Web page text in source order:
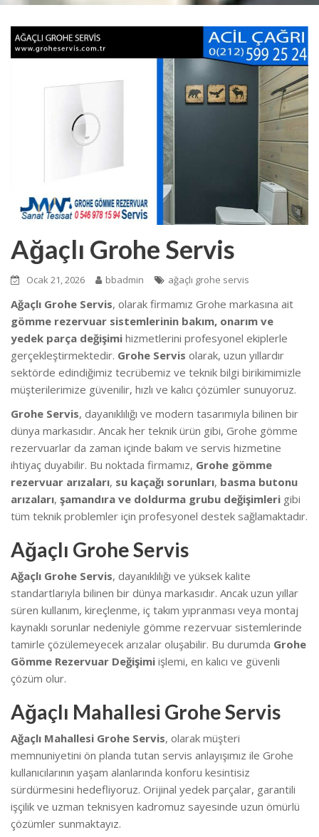
Ağaçlı Grohe Servis
Ocak 21, 2026 bbadmin ağaçlı grohe servis
Ağaçlı Grohe Servis, olarak firmamız Grohe markasına ait
gömme rezervuar sistemlerinin bakım, onarım ve
yedek parça değişimi hizmetlerini profesyonel ekiplerle
gerçekleştirmektedir. Grohe Servis olarak, uzun yıllardır
sektörde edindiğimiz tecrübemiz ve teknik bilgi birikimimizle
müşterilerimize güvenilir, hızlı ve kalıcı çözümler sunuyoruz.
Grohe Servis, dayanıklılığı ve modern tasarımıyla bilinen bir
dünya markasıdır. Ancak her teknik ürün gibi, Grohe gömme
rezervuarlar da zaman içinde bakım ve servis hizmetine
ihtiyaç duyabilir. Bu noktada firmamız, Grohe gömme
rezervuar arızaları, su kaçağı sorunları, basma butonu
arızaları, şamandıra ve doldurma grubu değişimleri gibi
tüm teknik problemler için profesyonel destek sağlamaktadır.
Ağaçlı Grohe Servis
Ağaçlı Grohe Servis, dayanıklılığı ve yüksek kalite
standartlarıyla bilinen bir dünya markasıdır. Ancak uzun yıllar
süren kullanım, kireçlenme, iç takım yıpranması veya montaj
kaynaklı sorunlar nedeniyle gömme rezervuar sistemlerinde
tamirle çözülemeyecek arızalar oluşabilir. Bu durumda Grohe
Gömme Rezervuar Değişimi işlemi, en kalıcı ve güvenli
çözüm olur.
Ağaçlı Mahallesi Grohe Servis
Ağaçlı Mahallesi Grohe Servis, olarak müşteri
memnuniyetini ön planda tutan servis anlayışımız ile Grohe
kullanıcılarının yaşam alanlarında konforu kesintisiz
sürdürmesini hedefliyoruz. Orijinal yedek parçalar, garantili
işçilik ve uzman teknisyen kadromuz sayesinde uzun ömürlü
çözümler sunmaktayız.